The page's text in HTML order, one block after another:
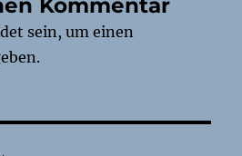
Kommentar
sein, um einen